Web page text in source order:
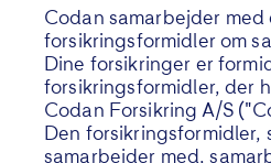
Codan samarbejder med
forsikringsformidler om
Dine forsikringer er
forsikringsformidler, der
Codan Forsikring A/S
Den forsikringsformidler,
samarbejder med,